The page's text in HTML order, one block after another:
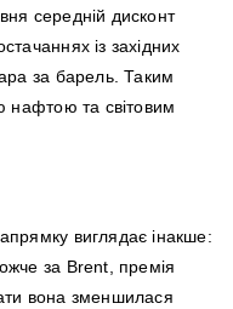
середній дисконт
із західних
за барель. Таким
нафтою та світовим
виглядає інакше:
за Brent, премія
вона зменшилася